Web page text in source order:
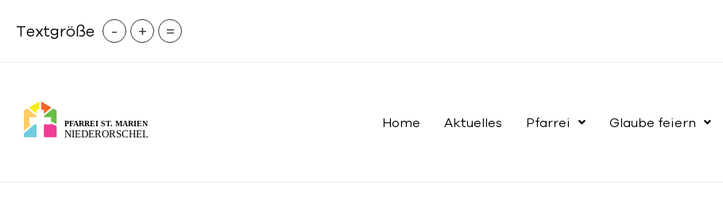
Textgröße - + =
Home Aktuelles Pfarrei Glaube feiern